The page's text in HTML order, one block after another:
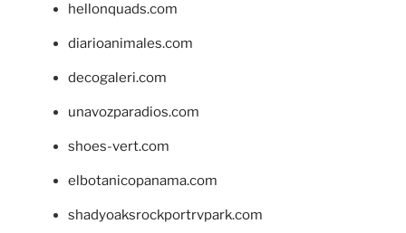
hellonquads.com
diarioanimales.com
decogaleri.com
unavozparadios.com
shoes-vert.com
elbotanicopanama.com
shadyoaksrockportrvpark.com